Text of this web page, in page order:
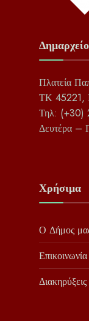
Πλατεία
ΤΚ 45221,
Τηλ: (+30)
Δευτέρα –
Χρήσιμα
Ο Δήμος
Επικοινωνία